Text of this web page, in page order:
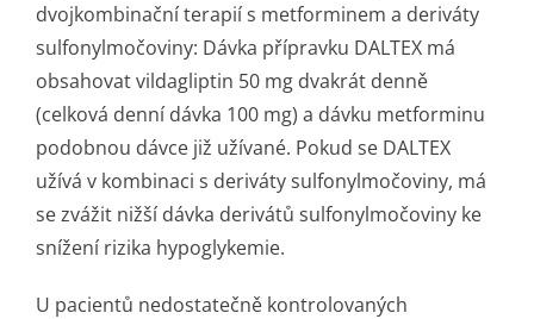
dvojkombinační terapií s metforminem a deriváty
sulfonylmočoviny: Dávka přípravku DALTEX má
obsahovat vildagliptin 50 mg dvakrát denně
(celková denní dávka 100 mg) a dávku metforminu
podobnou dávce již užívané. Pokud se DALTEX
užívá v kombinaci s deriváty sulfonylmočoviny, má
se zvážit nižší dávka derivátů sulfonylmočoviny ke
snížení rizika hypoglykemie.
U pacientů nedostatečně kontrolovaných